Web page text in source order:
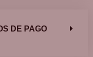
DE PAGO